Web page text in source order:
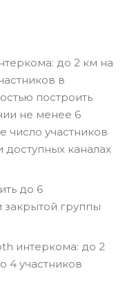
до 2 км на
в
построить
не менее 6
число участников
доступных каналах
до 6
закрытой группы
интеркома: до 2
4 участников